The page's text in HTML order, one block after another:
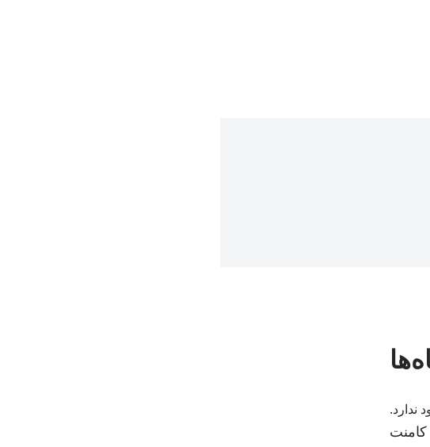
ندارد.
کامنت